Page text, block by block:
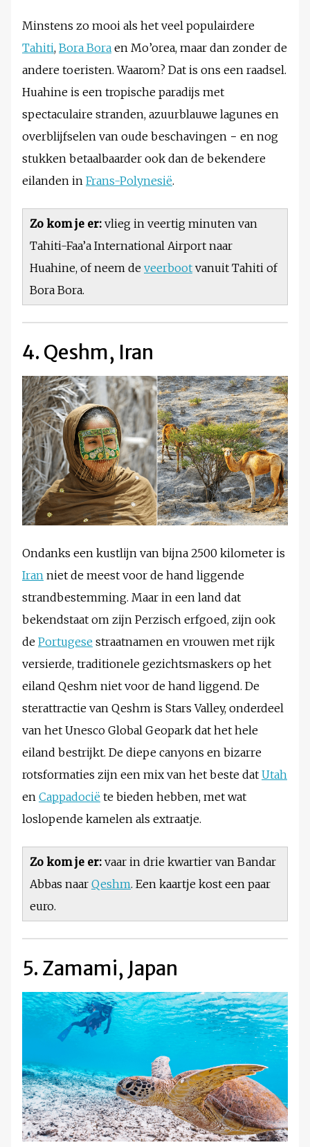
Minstens zo mooi als het veel populairdere
Tahiti, Bora Bora en Mo’orea, maar dan zonder de
andere toeristen. Waarom? Dat is ons een raadsel.
Huahine is een tropische paradijs met
spectaculaire stranden, azuurblauwe lagunes en
overblijfselen van oude beschavingen − en nog
stukken betaalbaarder ook dan de bekendere
eilanden in Frans-Polynesië.
Zo kom je er: vlieg in veertig minuten van
Tahiti-Faa’a International Airport naar
Huahine, of neem de veerboot vanuit Tahiti of
Bora Bora.
4. Qeshm, Iran
Ondanks een kustlijn van bijna 2500 kilometer is
Iran niet de meest voor de hand liggende
strandbestemming. Maar in een land dat
bekendstaat om zijn Perzisch erfgoed, zijn ook
de Portugese straatnamen en vrouwen met rijk
versierde, traditionele gezichtsmaskers op het
eiland Qeshm niet voor de hand liggend. De
sterattractie van Qeshm is Stars Valley, onderdeel
van het Unesco Global Geopark dat het hele
eiland bestrijkt. De diepe canyons en bizarre
rotsformaties zijn een mix van het beste dat Utah
en Cappadocië te bieden hebben, met wat
loslopende kamelen als extraatje.
Zo kom je er: vaar in drie kwartier van Bandar
Abbas naar Qeshm. Een kaartje kost een paar
euro.
5. Zamami, Japan